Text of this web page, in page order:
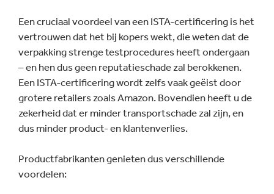
Een cruciaal voordeel van een ISTA-certificering is het
vertrouwen dat het bij kopers wekt, die weten dat de
verpakking strenge testprocedures heeft ondergaan
– en hen dus geen reputatieschade zal berokkenen.
Een ISTA-certificering wordt zelfs vaak geëist door
grotere retailers zoals Amazon. Bovendien heeft u de
zekerheid dat er minder transportschade zal zijn, en
dus minder product- en klantenverlies.
Productfabrikanten genieten dus verschillende
voordelen: